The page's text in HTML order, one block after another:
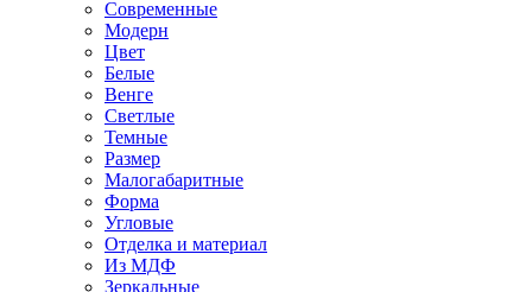
Современные
Модерн
Цвет
Белые
Венге
Светлые
Темные
Размер
Малогабаритные
Форма
Угловые
Отделка и материал
Из МДФ
Зеркальные